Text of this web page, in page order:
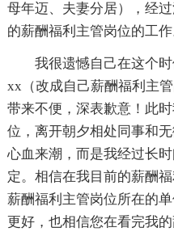
母年迈、夫妻分居），经
的薪酬福利主管岗位的工作
我很遗憾自己在这个
xx（改成自己薪酬福利主
带来不便，深表歉意！此
位，离开朝夕相处同事和
心血来潮，而是我经过长
定。相信在我目前的薪酬
薪酬福利主管岗位所在的
更好，也相信您在看完我